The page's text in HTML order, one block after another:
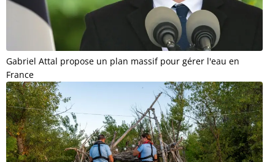
Gabriel Attal propose un plan massif pour gérer l'eau en
France